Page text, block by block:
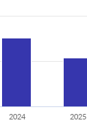
2024 2025